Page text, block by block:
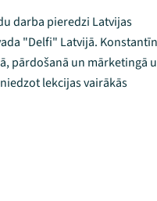
darba pieredzi Latvijas
"Delfi" Latvijā.
pārdošanā un mārketingā
lekcijas vairākās